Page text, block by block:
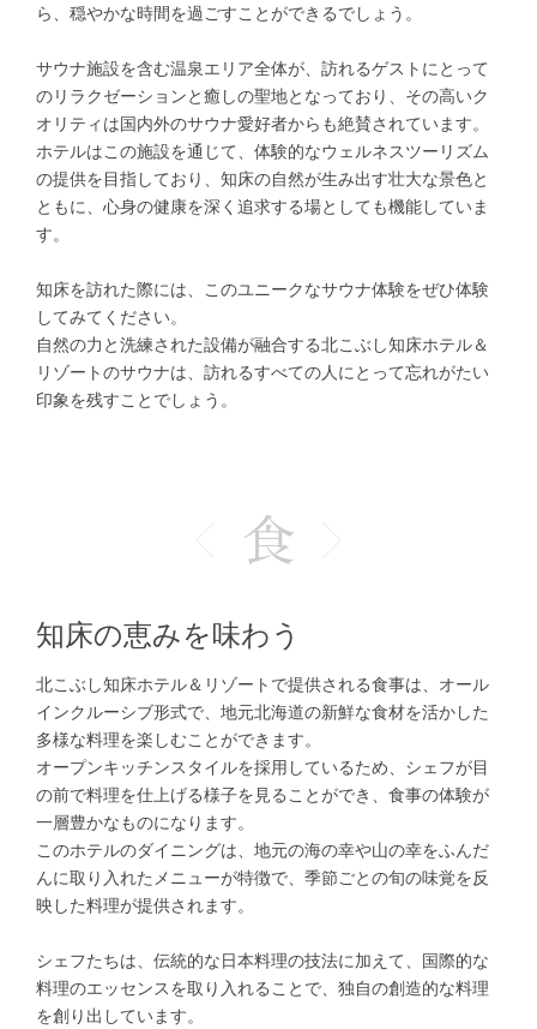
ら、穏やかな時間を過ごすことができるでしょう。
サウナ施設を含む温泉エリア全体が、訪れるゲストにとって
のリラクゼーションと癒しの聖地となっており、その高いク
オリティは国内外のサウナ愛好者からも絶賛されています。
ホテルはこの施設を通じて、体験的なウェルネスツーリズム
の提供を目指しており、知床の自然が生み出す壮大な景色と
ともに、心身の健康を深く追求する場としても機能していま
す。
知床を訪れた際には、このユニークなサウナ体験をぜひ体験
してみてください。
自然の力と洗練された設備が融合する北こぶし知床ホテル＆
リゾートのサウナは、訪れるすべての人にとって忘れがたい
印象を残すことでしょう。
知床の恵みを味わう
北こぶし知床ホテル＆リゾートで提供される食事は、オール
インクルーシブ形式で、地元北海道の新鮮な食材を活かした
多様な料理を楽しむことができます。
オープンキッチンスタイルを採用しているため、シェフが目
の前で料理を仕上げる様子を見ることができ、食事の体験が
一層豊かなものになります。
このホテルのダイニングは、地元の海の幸や山の幸をふんだ
んに取り入れたメニューが特徴で、季節ごとの旬の味覚を反
映した料理が提供されます。
シェフたちは、伝統的な日本料理の技法に加えて、国際的な
料理のエッセンスを取り入れることで、独自の創造的な料理
を創り出しています。